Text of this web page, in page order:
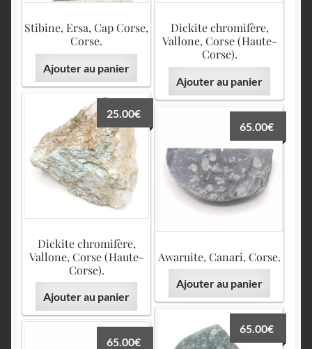
Stibine, Ersa, Cap Corse,
Corse.
Ajouter au panier
Dickite chromifère,
Vallone, Corse (Haute-
Corse).
Ajouter au panier
Dickite chromifère,
Vallone, Corse (Haute-
Corse).
25.00€
Ajouter au panier
Awaruite, Canari, Corse.
65.00€
Ajouter au panier
65.00€
65.00€